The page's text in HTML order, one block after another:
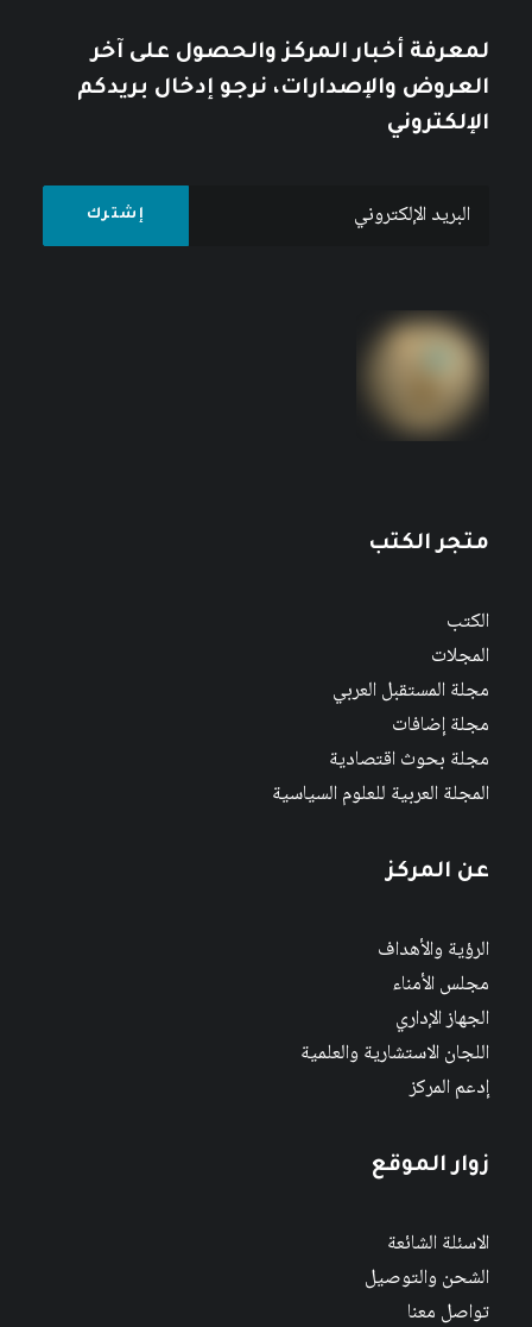
لمعرفة أخبار المركز والحصول على آخر
العروض والإصدارات، نرجو إدخال بريدكم
الإلكتروني
متجر الكتب
الكتب
المجلات
مجلة المستقبل العربي
مجلة إضافات
مجلة بحوث اقتصادية
المجلة العربية للعلوم السياسية
عن المركز
الرؤية والأهداف
مجلس الأمناء
الجهاز الإداري
اللجان الاستشارية والعلمية
إدعم المركز
زوار الموقع
الاسئلة الشائعة
الشحن والتوصيل
تواصل معنا